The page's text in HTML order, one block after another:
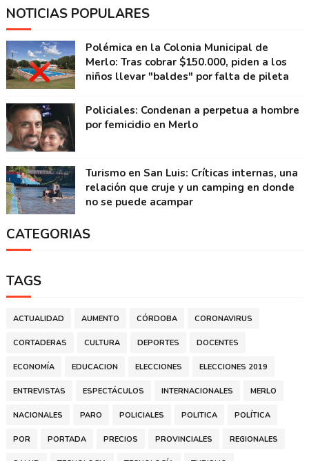
NOTICIAS POPULARES
Polémica en la Colonia Municipal de
Merlo: Tras cobrar $150.000, piden a los
niños llevar "baldes" por falta de pileta
Policiales: Condenan a perpetua a hombre
por femicidio en Merlo
Turismo en San Luis: Críticas internas, una
relación que cruje y un camping en donde
no se puede acampar
CATEGORIAS
TAGS
ACTUALIDAD AUMENTO CÓRDOBA CORONAVIRUS
CORTADERAS CULTURA DEPORTES DOCENTES
ECONOMÍA EDUCACION ELECCIONES ELECCIONES 2019
ENTREVISTAS ESPECTÁCULOS INTERNACIONALES MERLO
NACIONALES PARO POLICIALES POLITICA POLÍTICA
POR PORTADA PRECIOS PROVINCIALES REGIONALES